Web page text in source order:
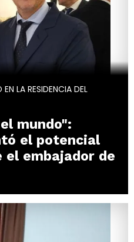
LA RESIDENCIA DEL
mundo":
el potencial
el embajador de